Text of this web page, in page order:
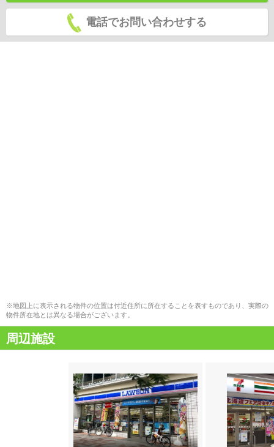
電話でお問い合わせする
※地図上に表示される物件の位置は付近住所に所在することを表すものであり、実際の
物件所在地とは異なる場合がございます。
周辺施設